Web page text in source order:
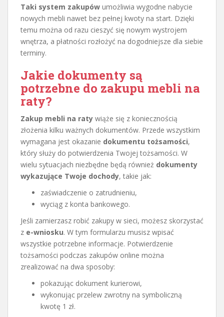
Taki system zakupów umożliwia wygodne nabycie
nowych mebli nawet bez pełnej kwoty na start. Dzięki
temu można od razu cieszyć się nowym wystrojem
wnętrza, a płatności rozłożyć na dogodniejsze dla siebie
terminy.
Jakie dokumenty są
potrzebne do zakupu mebli na
raty?
Zakup mebli na raty wiąże się z koniecznością
złożenia kilku ważnych dokumentów. Przede wszystkim
wymagana jest okazanie dokumentu tożsamości,
który służy do potwierdzenia Twojej tożsamości. W
wielu sytuacjach niezbędne będą również dokumenty
wykazujące Twoje dochody, takie jak:
zaświadczenie o zatrudnieniu,
wyciąg z konta bankowego.
Jeśli zamierzasz robić zakupy w sieci, możesz skorzystać
z e-wniosku. W tym formularzu musisz wpisać
wszystkie potrzebne informacje. Potwierdzenie
tożsamości podczas zakupów online można
zrealizować na dwa sposoby:
pokazując dokument kurierowi,
wykonując przelew zwrotny na symboliczną
kwotę 1 zł.